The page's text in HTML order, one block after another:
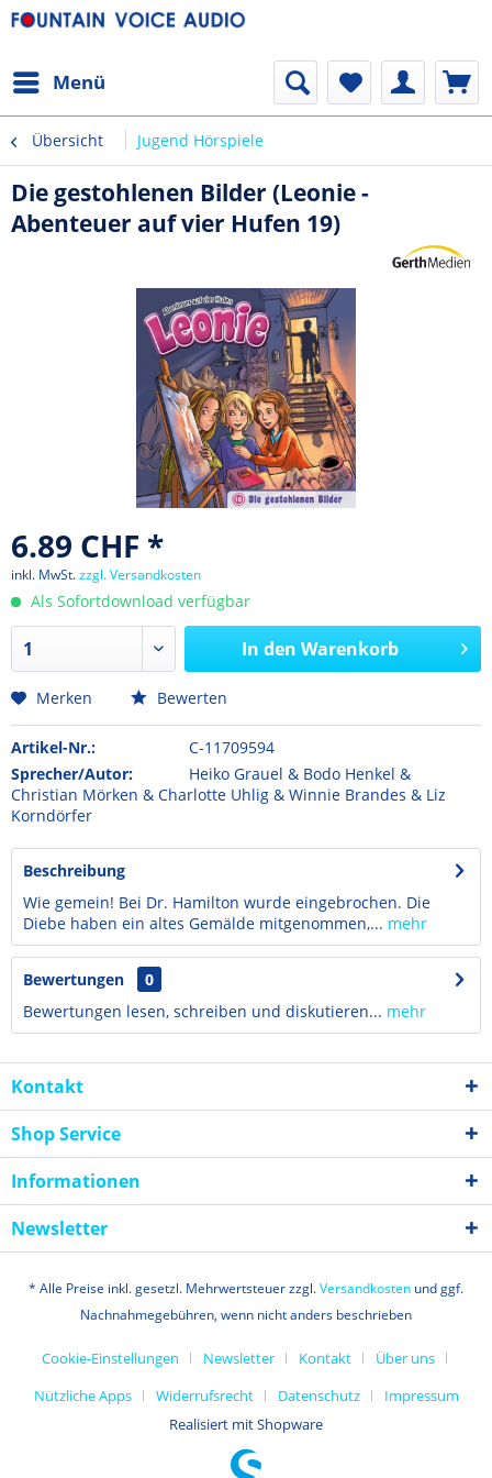
Menü
Übersicht Jugend Hörspiele
Die gestohlenen Bilder (Leonie -
Abenteuer auf vier Hufen 19)
6.89 CHF *
inkl. MwSt.zzgl. Versandkosten
Als Sofortdownload verfügbar
In den Warenkorb
Merken Bewerten
Artikel-Nr.:
C-11709594
Sprecher/Autor:
Heiko Grauel & Bodo Henkel &
Christian Mörken & Charlotte Uhlig & Winnie Brandes & Liz
Korndörfer
Beschreibung
Wie gemein! Bei Dr. Hamilton wurde eingebrochen. Die
Diebe haben ein altes Gemälde mitgenommen,... mehr
Bewertungen
0
Bewertungen lesen, schreiben und diskutieren... mehr
Kontakt
Shop Service
Informationen
Newsletter
* Alle Preise inkl. gesetzl. Mehrwertsteuer zzgl.Versandkosten und ggf.
Nachnahmegebühren, wenn nicht anders beschrieben
Cookie-Einstellungen Newsletter Kontakt
Über uns
Nützliche Apps
Widerrufsrecht Datenschutz
Impressum
Realisiert mit Shopware